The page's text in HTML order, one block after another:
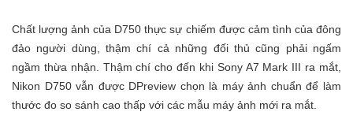
Chất lượng ảnh của D750 thực sự chiếm được cảm tình của đông
đảo người dùng, thậm chí cả những đối thủ cũng phải ngấm
ngầm thừa nhận. Thậm chí cho đến khi Sony A7 Mark III ra mắt,
Nikon D750 vẫn được DPreview chọn là máy ảnh chuẩn để làm
thước đo so sánh cao thấp với các mẫu máy ảnh mới ra mắt.